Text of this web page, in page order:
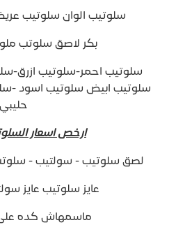
سلوتيب الوان سلوتيب
بكر لاصق سلوتب
سلوتيب احمر-سلوتيب ازرق-
سلوتيب ابيض سلوتيب اسود -
حليبي
ارخص اسعار
لصق سلوتيب - سولتيب -
عايز سلوتيب عايز
ماسمهاش كده